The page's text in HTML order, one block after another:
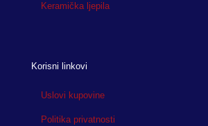
Keramička ljepila
Korisni linkovi
Uslovi kupovine
Politika privatnosti